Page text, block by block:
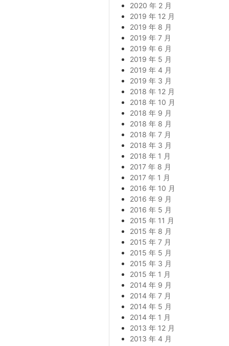
2020 年 2 月
2019 年 12 月
2019 年 8 月
2019 年 7 月
2019 年 6 月
2019 年 5 月
2019 年 4 月
2019 年 3 月
2018 年 12 月
2018 年 10 月
2018 年 9 月
2018 年 8 月
2018 年 7 月
2018 年 3 月
2018 年 1 月
2017 年 8 月
2017 年 1 月
2016 年 10 月
2016 年 9 月
2016 年 5 月
2015 年 11 月
2015 年 8 月
2015 年 7 月
2015 年 5 月
2015 年 3 月
2015 年 1 月
2014 年 9 月
2014 年 7 月
2014 年 5 月
2014 年 1 月
2013 年 12 月
2013 年 4 月